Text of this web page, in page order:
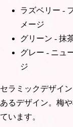
ラズベリー -
メージ
グリーン - 抹
グレー - ニュ
ジ
セラミックデザイ
あるデザイン。梅
ています。